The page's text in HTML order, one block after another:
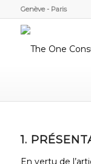
Genève - Paris
1.
En vertu de